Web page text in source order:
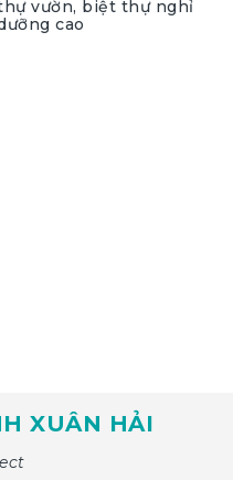
vườn, biệt thự nghỉ
cao
XUÂN HẢI